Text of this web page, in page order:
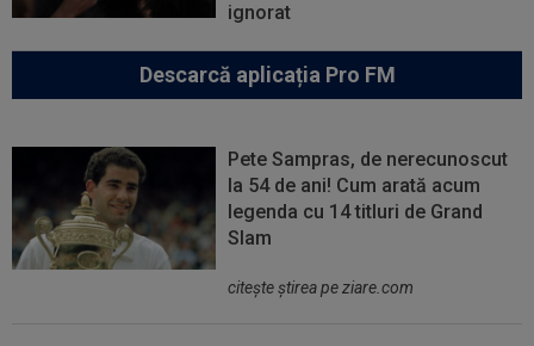
ignorat
Descarcă aplicația Pro FM
Pete Sampras, de nerecunoscut
la 54 de ani! Cum arată acum
legenda cu 14 titluri de Grand
Slam
citeşte ştirea pe ziare.com